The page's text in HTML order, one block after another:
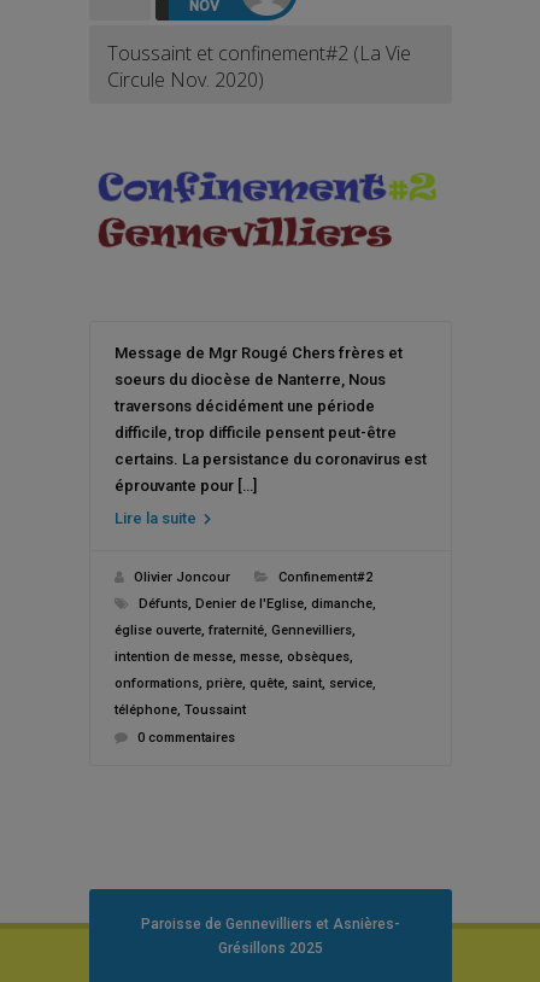
NOV
Toussaint et confinement#2 (La Vie
Circule Nov. 2020)
Message de Mgr Rougé Chers frères et
soeurs du diocèse de Nanterre, Nous
traversons décidément une période
difficile, trop difficile pensent peut-être
certains. La persistance du coronavirus est
éprouvante pour […]
Lire la suite
Olivier Joncour
Confinement#2
Défunts, Denier de l'Eglise, dimanche,
église ouverte, fraternité, Gennevilliers,
intention de messe, messe, obsèques,
onformations, prière, quête, saint, service,
téléphone, Toussaint
0 commentaires
Paroisse de Gennevilliers et Asnières-
Grésillons 2025